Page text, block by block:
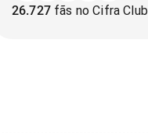
26.727fãs no Cifra Club